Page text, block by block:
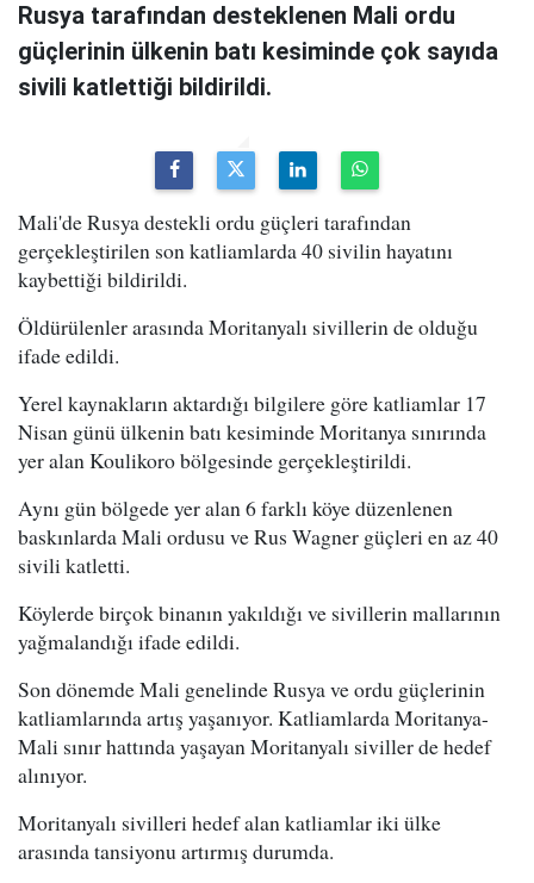
Rusya tarafından desteklenen Mali ordu
güçlerinin ülkenin batı kesiminde çok sayıda
sivili katlettiği bildirildi.
Mali'de Rusya destekli ordu güçleri tarafından
gerçekleştirilen son katliamlarda 40 sivilin hayatını
kaybettiği bildirildi.
Öldürülenler arasında Moritanyalı sivillerin de olduğu
ifade edildi.
Yerel kaynakların aktardığı bilgilere göre katliamlar 17
Nisan günü ülkenin batı kesiminde Moritanya sınırında
yer alan Koulikoro bölgesinde gerçekleştirildi.
Aynı gün bölgede yer alan 6 farklı köye düzenlenen
baskınlarda Mali ordusu ve Rus Wagner güçleri en az 40
sivili katletti.
Köylerde birçok binanın yakıldığı ve sivillerin mallarının
yağmalandığı ifade edildi.
Son dönemde Mali genelinde Rusya ve ordu güçlerinin
katliamlarında artış yaşanıyor. Katliamlarda Moritanya-
Mali sınır hattında yaşayan Moritanyalı siviller de hedef
alınıyor.
Moritanyalı sivilleri hedef alan katliamlar iki ülke
arasında tansiyonu artırmış durumda.